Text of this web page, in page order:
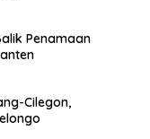
Penamaan
Cilegon,